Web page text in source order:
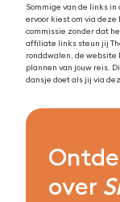
Sommige van de links
ervoor kiest om via
commissie zonder dat
affiliate links steun jij
ronddwalen, de
plannen van jouw reis.
dansje doet als jij via
over